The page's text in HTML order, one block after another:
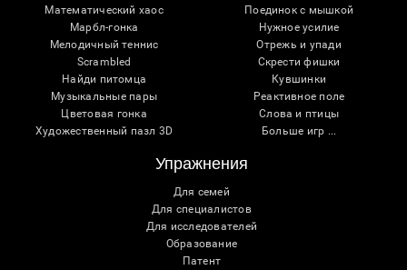
Математический хаос
Марбл-гонка
Мелодичный теннис
Scrambled
Найди питомца
Музыкальные пары
Цветовая гонка
Художественный пазл 3D
Поединок с мышкой
Нужное усилие
Отрежь и упади
Скрести фишки
Кувшинки
Реактивное поле
Слова и птицы
Больше игр ...
Упражнения
Для семей
Для специалистов
Для исследователей
Образование
Патент